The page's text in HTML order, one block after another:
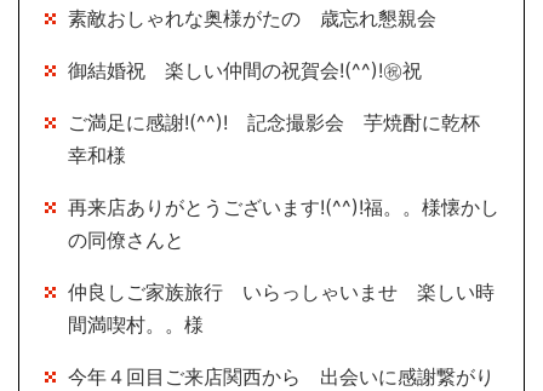
素敵おしゃれな奥様がたの 歳忘れ懇親会
御結婚祝 楽しい仲間の祝賀会!(^^)!㊗祝
ご満足に感謝!(^^)! 記念撮影会 芋焼酎に乾杯
幸和様
再来店ありがとうございます!(^^)!福。。様懐かし
の同僚さんと
仲良しご家族旅行 いらっしゃいませ 楽しい時
間満喫村。。様
今年４回目ご来店関西から 出会いに感謝繋がり